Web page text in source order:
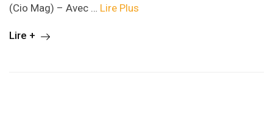
(Cio Mag) – Avec … Lire Plus
Lire +